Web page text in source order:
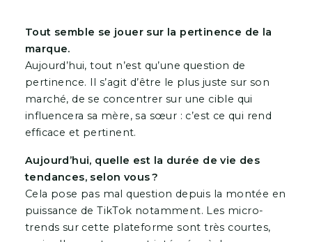
Tout semble se jouer sur la pertinence de la
marque.
Aujourd’hui, tout n’est qu’une question de
pertinence. Il s’agit d’être le plus juste sur son
marché, de se concentrer sur une cible qui
influencera sa mère, sa sœur : c’est ce qui rend
efficace et pertinent.
Aujourd’hui, quelle est la durée de vie des
tendances, selon vous ?
Cela pose pas mal question depuis la montée en
puissance de TikTok notamment. Les micro-
trends sur cette plateforme sont très courtes,